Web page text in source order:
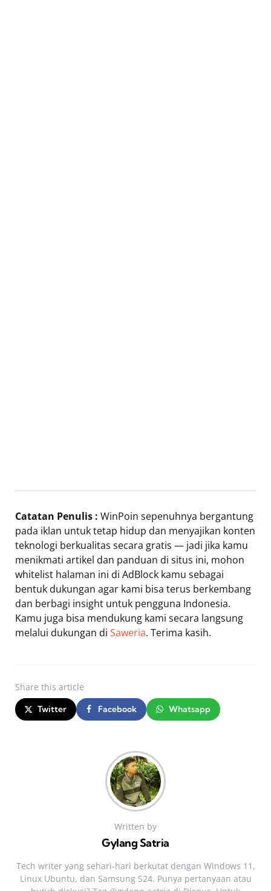
Catatan Penulis : WinPoin sepenuhnya bergantung
pada iklan untuk tetap hidup dan menyajikan konten
teknologi berkualitas secara gratis — jadi jika kamu
menikmati artikel dan panduan di situs ini, mohon
whitelist halaman ini di AdBlock kamu sebagai
bentuk dukungan agar kami bisa terus berkembang
dan berbagi insight untuk pengguna Indonesia.
Kamu juga bisa mendukung kami secara langsung
melalui dukungan di Saweria. Terima kasih.
Share this article
Twitter Facebook Whatsapp
Written by
Gylang Satria
Tech writer yang sehari‑hari berkutat dengan Windows 11,
Linux Ubuntu, dan Samsung S24. Punya pertanyaan atau